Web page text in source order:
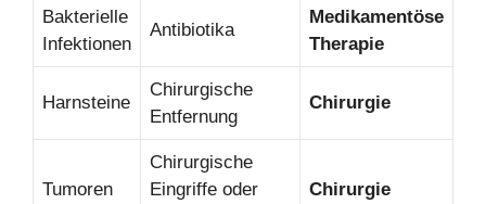
Bakterielle
Infektionen
Antibiotika
Medikamentöse
Therapie
Harnsteine
Chirurgische
Entfernung
Chirurgie
Tumoren
Chirurgische
Eingriffe oder
Chirurgie